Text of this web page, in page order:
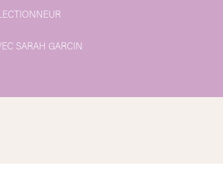
SARAH GARCIN